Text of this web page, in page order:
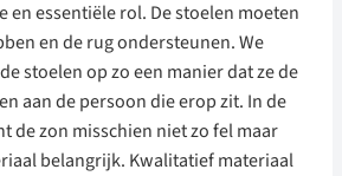
en essentiële rol. De stoelen moeten
en de rug ondersteunen. We
de stoelen op zo een manier dat ze de
aan de persoon die erop zit. In de
de zon misschien niet zo fel maar
belangrijk. Kwalitatief materiaal